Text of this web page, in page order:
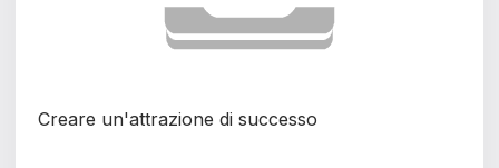
Creare un'attrazione di successo